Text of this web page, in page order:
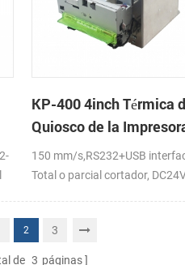
KP-400 4inch Térmica
Quiosco de la
150 mm/s,RS232+USB
Total o parcial cortador,
2 3
de 3 páginas